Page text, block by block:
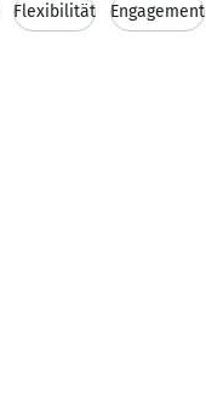
Flexibilität Engagement